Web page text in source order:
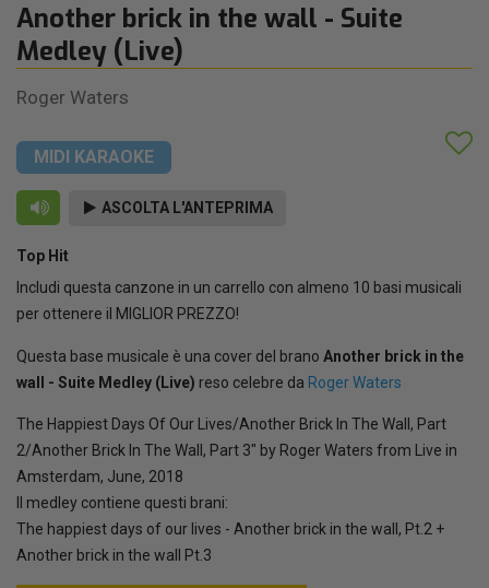
Another brick in the wall - Suite
Medley (Live)
Roger Waters
MIDI KARAOKE
ASCOLTA L'ANTEPRIMA
Top Hit
Includi questa canzone in un carrello con almeno 10 basi musicali
per ottenere il MIGLIOR PREZZO!
Questa base musicale è una cover del brano Another brick in the
wall - Suite Medley (Live) reso celebre da Roger Waters
The Happiest Days Of Our Lives/Another Brick In The Wall, Part
2/Another Brick In The Wall, Part 3" by Roger Waters from Live in
Amsterdam, June, 2018
Il medley contiene questi brani:
The happiest days of our lives - Another brick in the wall, Pt.2 +
Another brick in the wall Pt.3